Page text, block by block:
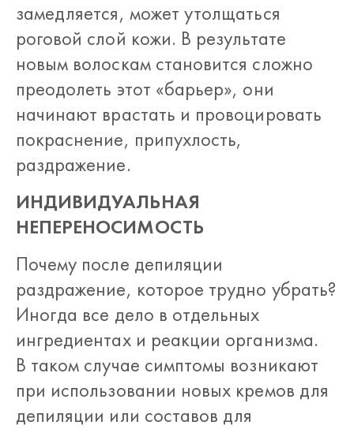
замедляется, может утолщаться
роговой слой кожи. В результате
новым волоскам становится сложно
преодолеть этот «барьер», они
начинают врастать и провоцировать
покраснение, припухлость,
раздражение.
ИНДИВИДУАЛЬНАЯ
НЕПЕРЕНОСИМОСТЬ
Почему после депиляции
раздражение, которое трудно убрать?
Иногда все дело в отдельных
ингредиентах и реакции организма.
В таком случае симптомы возникают
при использовании новых кремов для
депиляции или составов для